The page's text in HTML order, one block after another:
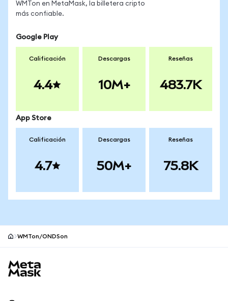
WMTon en MetaMask, la billetera cripto
más confiable.
Google Play
Calificación
4.4
Descargas
10M+
Reseñas
483.7K
App Store
Calificación
4.7
Descargas
50M+
Reseñas
75.8K
WMTon/ONDSon